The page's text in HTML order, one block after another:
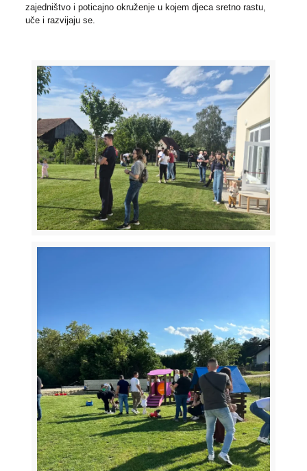
zajedništvo i poticajno okruženje u kojem djeca sretno rastu,
uče i razvijaju se.